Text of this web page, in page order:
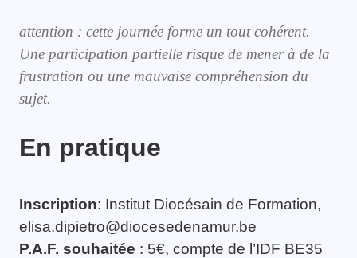
attention : cette journée forme un tout cohérent.
Une participation partielle risque de mener à de la
frustration ou une mauvaise compréhension du
sujet.
En pratique
Inscription: Institut Diocésain de Formation,
elisa.dipietro@diocesedenamur.be
P.A.F. souhaitée : 5€, compte de l’IDF BE35